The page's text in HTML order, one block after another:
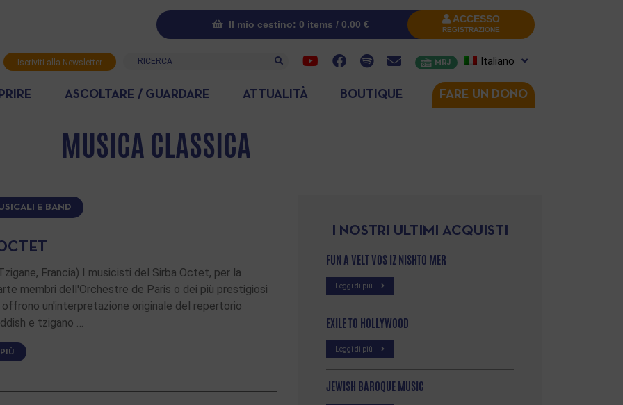
Il mio cestino: 0 items / 0.00 € ACCESSO
REGISTRAZIONE
Iscriviti alla Newsletter Ricerca MRJ Italiano
ASCOLTARE / GUARDARE ATTUALITÀ BOUTIQUE FARE UN DONO
MUSICA CLASSICA
E BAND
Francia) I musicisti del Sirba Octet, per la
membri dell'Orchestre de Paris o dei più prestigiosi
offrono un'interpretazione originale del repertorio
e tzigano …
I NOSTRI ULTIMI ACQUISTI
FUN A VELT VOS IZ NISHTO MER
Leggi di più
EXILE TO HOLLYWOOD
Leggi di più
JEWISH BAROQUE MUSIC